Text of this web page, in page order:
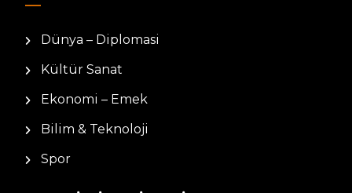
Dünya – Diplomasi
Kültür Sanat
Ekonomi – Emek
Bilim & Teknoloji
Spor